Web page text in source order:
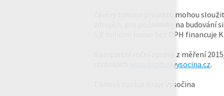
Závěry tohoto projektu mohou
zdrojích, pro požadavky na budování
5,8 milionu korun bez DPH financuje
Kompletní roční zpráva z měření
www.ovzdusivysocina.cz.
Tisková zpráva Kraje Vysočina